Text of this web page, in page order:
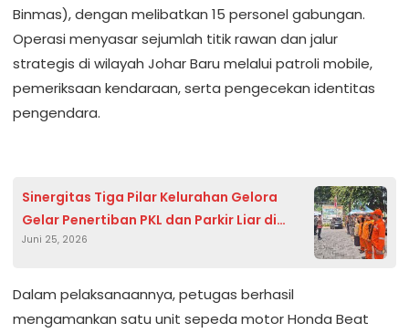
Binmas), dengan melibatkan 15 personel gabungan.
Operasi menyasar sejumlah titik rawan dan jalur
strategis di wilayah Johar Baru melalui patroli mobile,
pemeriksaan kendaraan, serta pengecekan identitas
pengendara.
Sinergitas Tiga Pilar Kelurahan Gelora
Gelar Penertiban PKL dan Parkir Liar di
Kawasan Asia Afrika dan Sudirman
Juni 25, 2026
Dalam pelaksanaannya, petugas berhasil
mengamankan satu unit sepeda motor Honda Beat